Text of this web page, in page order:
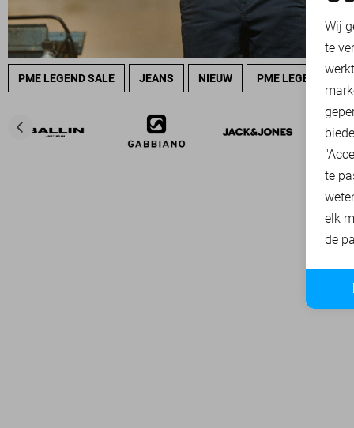
PME LEGEND SALE JEANS NIEUW PME LEGEND
Wij
te
te
elk
de